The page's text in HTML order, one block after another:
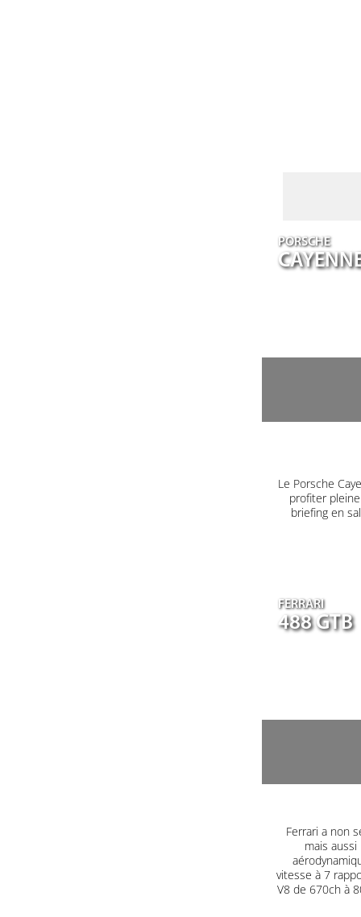
PORSCHE
Le Porsche
profiter
briefing en
FERRARI
488 GTB
Ferrari a non
mais
vitesse à 7
V8 de 670ch à